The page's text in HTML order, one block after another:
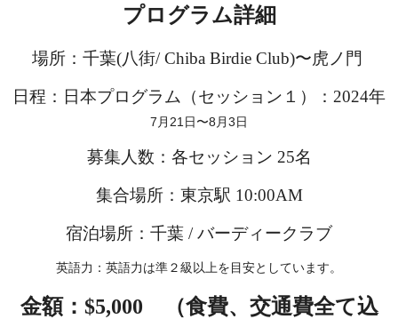
プログラム詳細
場所：千葉(八街/ Chiba Birdie Club)〜虎ノ門
日程：日本プログラム（セッション１）：2024年
7月21日〜8月3日
募集人数：各セッション 25名
集合場所：東京駅 10:00AM
宿泊場所：千葉 / バーディークラブ
英語力：英語力は準２級以上を目安としています。
金額：$5,000 （食費、交通費全て込